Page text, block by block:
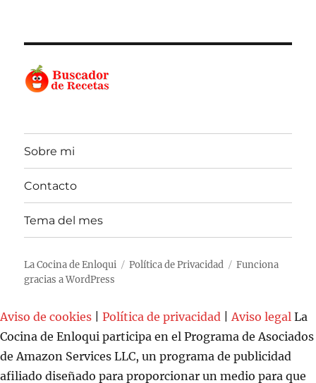
Sobre mi
Contacto
Tema del mes
La Cocina de Enloqui Política de Privacidad
Funciona
gracias a WordPress
Aviso de cookies Política de privacidad |Aviso legal La
Cocina de Enloqui participa en el Programa de Asociados
de Amazon Services LLC, un programa de publicidad
afiliado diseñado para proporcionar un medio para que